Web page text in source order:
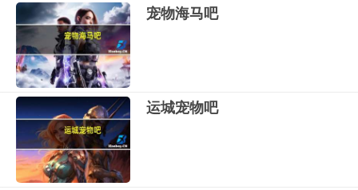
宠物海马吧
运城宠物吧